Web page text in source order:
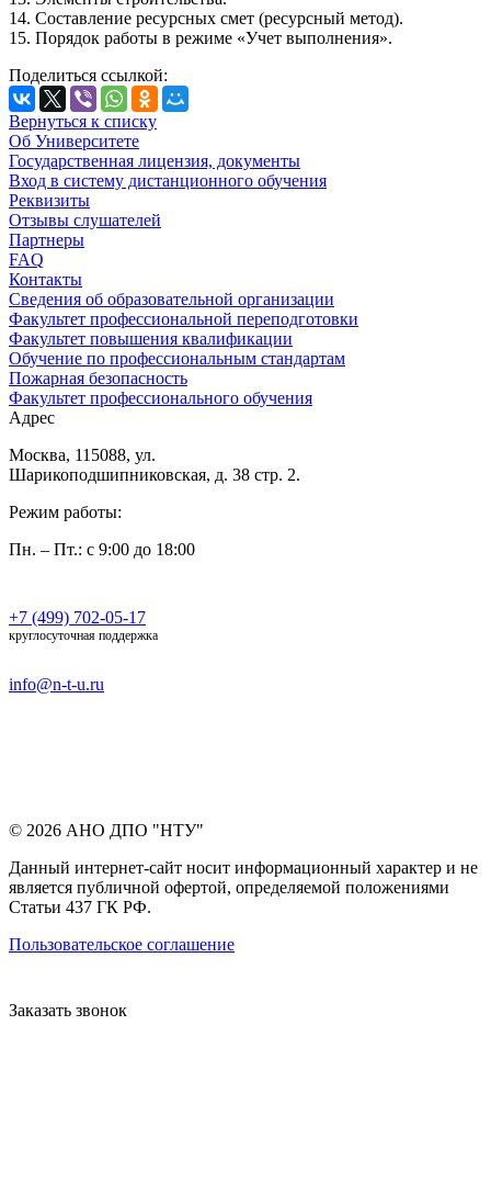
14. Составление ресурсных смет (ресурсный метод).
15. Порядок работы в режиме «Учет выполнения».
Поделиться ссылкой:
Вернуться к списку
Об Университете
Государственная лицензия, документы
Вход в систему дистанционного обучения
Реквизиты
Отзывы слушателей
Партнеры
FAQ
Контакты
Сведения об образовательной организации
Факультет профессиональной переподготовки
Факультет повышения квалификации
Обучение по профессиональным стандартам
Пожарная безопасность
Факультет профессионального обучения
Адрес
Москва, 115088, ул.
Шарикоподшипниковская, д. 38 стр. 2.
Режим работы:
Пн. – Пт.: с 9:00 до 18:00
+7 (499) 702-05-17
круглосуточная поддержка
info@n-t-u.ru
© 2026 АНО ДПО "НТУ"
Данный интернет-сайт носит информационный характер и не
является публичной офертой, определяемой положениями
Статьи 437 ГК РФ.
Пользовательское соглашение
Заказать звонок